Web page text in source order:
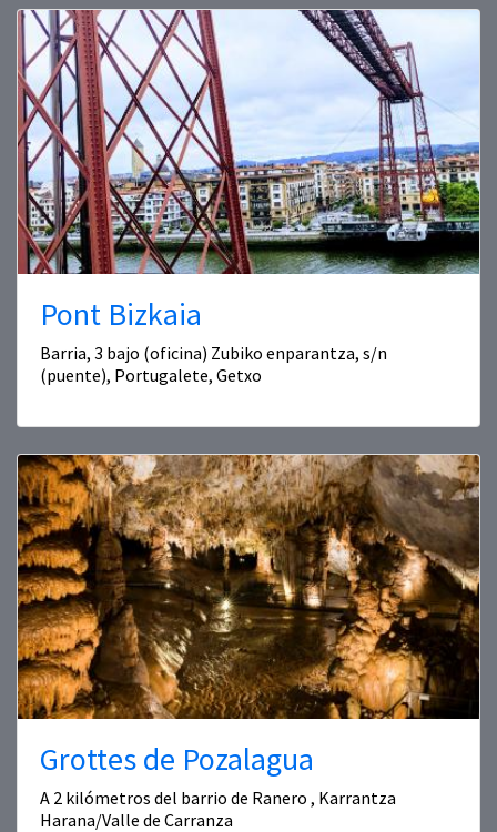
Pont Bizkaia
Barria, 3 bajo (oficina) Zubiko enparantza, s/n
(puente), Portugalete, Getxo
Grottes de Pozalagua
A 2 kilómetros del barrio de Ranero , Karrantza
Harana/Valle de Carranza